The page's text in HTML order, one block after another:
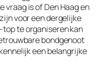
vraag is of Den Haag en
voor een dergelijke
top te organiseren kan
bondgenoot
een belangrijke